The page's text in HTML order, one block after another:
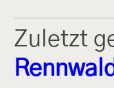
Zuletzt
Rennwald